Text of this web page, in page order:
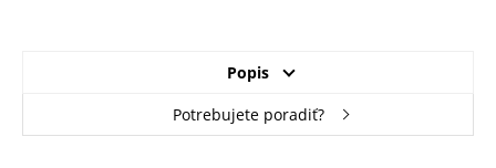
Popis
Potrebujete poradiť?